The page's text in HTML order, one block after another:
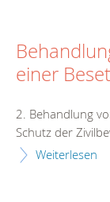
einer
2. Behandlung
Schutz der
Weiterlesen